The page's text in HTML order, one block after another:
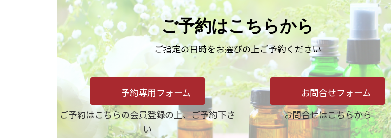
ご予約はこちらから
ご指定の日時をお選びの上ご予約ください
予約専用フォーム
ご予約はこちらの会員登録の上、ご予約下さ
い
お問合せフォーム
お問合せはこちらから